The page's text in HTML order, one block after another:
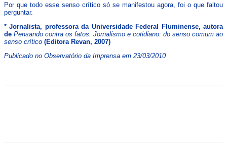
Por que todo esse senso crítico só se manifestou agora, foi o que faltou
perguntar.
* Jornalista, professora da Universidade Federal Fluminense, autora
de Pensando contra os fatos. Jornalismo e cotidiano: do senso comum ao
senso crítico (Editora Revan, 2007)
Publicado no Observatório da Imprensa em 23/03/2010